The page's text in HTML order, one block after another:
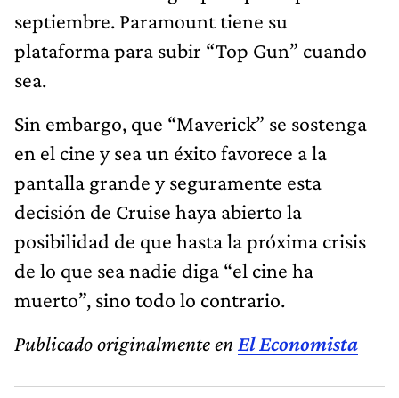
septiembre. Paramount tiene su
plataforma para subir “Top Gun” cuando
sea.
Sin embargo, que “Maverick” se sostenga
en el cine y sea un éxito favorece a la
pantalla grande y seguramente esta
decisión de Cruise haya abierto la
posibilidad de que hasta la próxima crisis
de lo que sea nadie diga “el cine ha
muerto”, sino todo lo contrario.
Publicado originalmente enEl Economista